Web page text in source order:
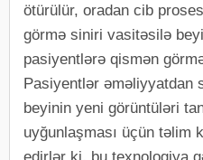
ötürülür, oradan cib
görmə siniri vasitəsilə
pasiyentlərə qismən
Pasiyentlər əməliyyatdan
beyinin yeni görüntüləri
uyğunlaşması üçün təlim
edirlər ki, bu texnologiya